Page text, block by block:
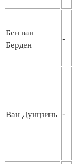
Бен ван
Берден
-
Ван Дунцзинь -